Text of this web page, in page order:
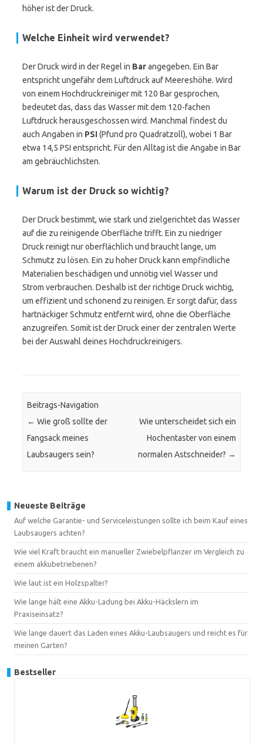
höher ist der Druck.
Welche Einheit wird verwendet?
Der Druck wird in der Regel in Barangegeben. Ein Bar
entspricht ungefähr dem Luftdruck auf Meereshöhe. Wird
von einem Hochdruckreiniger mit 120 Bar gesprochen,
bedeutet das, dass das Wasser mit dem 120-fachen
Luftdruck herausgeschossen wird. Manchmal findest du
auch Angaben in PSI(Pfund pro Quadratzoll), wobei 1 Bar
etwa 14,5 PSI entspricht. Für den Alltag ist die Angabe in Bar
am gebräuchlichsten.
Warum ist der Druck so wichtig?
Der Druck bestimmt, wie stark und zielgerichtet das Wasser
auf die zu reinigende Oberfläche trifft. Ein zu niedriger
Druck reinigt nur oberflächlich und braucht lange, um
Schmutz zu lösen. Ein zu hoher Druck kann empfindliche
Materialien beschädigen und unnötig viel Wasser und
Strom verbrauchen. Deshalb ist der richtige Druck wichtig,
um effizient und schonend zu reinigen. Er sorgt dafür, dass
hartnäckiger Schmutz entfernt wird, ohne die Oberfläche
anzugreifen. Somit ist der Druck einer der zentralen Werte
bei der Auswahl deines Hochdruckreinigers.
Beitrags-Navigation
← Wie groß sollte der
Fangsack meines
Laubsaugers sein?
Wie unterscheidet sich ein
Hochentaster von einem
normalen Astschneider? →
Neueste Beiträge
Auf welche Garantie- und Serviceleistungen sollte ich beim Kauf eines
Laubsaugers achten?
Wie viel Kraft braucht ein manueller Zwiebelpflanzer im Vergleich zu
einem akkubetriebenen?
Wie laut ist ein Holzspalter?
Wie lange hält eine Akku-Ladung bei Akku-Häckslern im
Praxiseinsatz?
Wie lange dauert das Laden eines Akku-Laubsaugers und reicht es für
meinen Garten?
Bestseller